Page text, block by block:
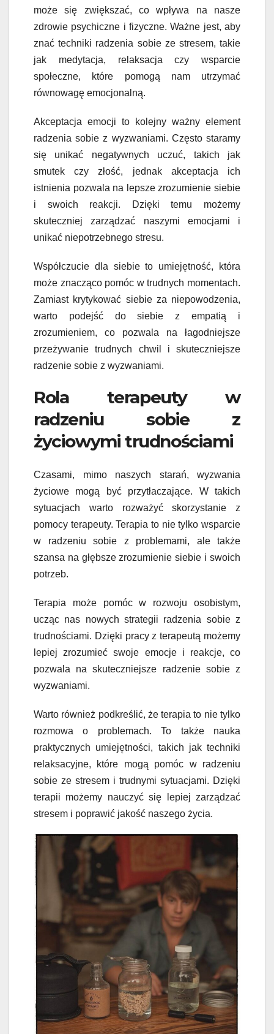
może się zwiększać, co wpływa na nasze
zdrowie psychiczne i fizyczne. Ważne jest, aby
znać techniki radzenia sobie ze stresem, takie
jak medytacja, relaksacja czy wsparcie
społeczne, które pomogą nam utrzymać
równowagę emocjonalną.
Akceptacja emocji to kolejny ważny element
radzenia sobie z wyzwaniami. Często staramy
się unikać negatywnych uczuć, takich jak
smutek czy złość, jednak akceptacja ich
istnienia pozwala na lepsze zrozumienie siebie
i swoich reakcji. Dzięki temu możemy
skuteczniej zarządzać naszymi emocjami i
unikać niepotrzebnego stresu.
Współczucie dla siebie to umiejętność, która
może znacząco pomóc w trudnych momentach.
Zamiast krytykować siebie za niepowodzenia,
warto podejść do siebie z empatią i
zrozumieniem, co pozwala na łagodniejsze
przeżywanie trudnych chwil i skuteczniejsze
radzenie sobie z wyzwaniami.
Rola terapeuty w
radzeniu sobie z
życiowymi trudnościami
Czasami, mimo naszych starań, wyzwania
życiowe mogą być przytłaczające. W takich
sytuacjach warto rozważyć skorzystanie z
pomocy terapeuty. Terapia to nie tylko wsparcie
w radzeniu sobie z problemami, ale także
szansa na głębsze zrozumienie siebie i swoich
potrzeb.
Terapia może pomóc w rozwoju osobistym,
ucząc nas nowych strategii radzenia sobie z
trudnościami. Dzięki pracy z terapeutą możemy
lepiej zrozumieć swoje emocje i reakcje, co
pozwala na skuteczniejsze radzenie sobie z
wyzwaniami.
Warto również podkreślić, że terapia to nie tylko
rozmowa o problemach. To także nauka
praktycznych umiejętności, takich jak techniki
relaksacyjne, które mogą pomóc w radzeniu
sobie ze stresem i trudnymi sytuacjami. Dzięki
terapii możemy nauczyć się lepiej zarządzać
stresem i poprawić jakość naszego życia.